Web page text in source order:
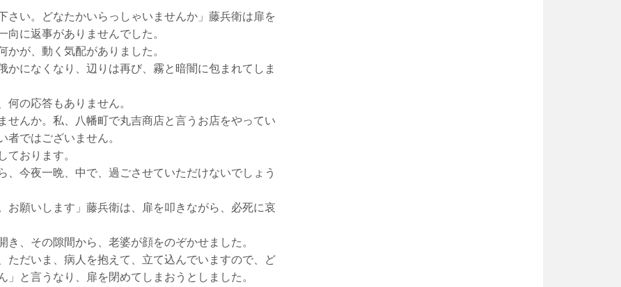
さい。どなたかいらっしゃいませんか」藤兵衛は扉を
に返事がありませんでした。
かが、動く気配がありました。
かになくなり、辺りは再び、霧と暗闇に包まれてしま
何の応答もありません。
せんか。私、八幡町で丸吉商店と言うお店をやってい
者ではございません。
ております。
、今夜一晩、中で、過ごさせていただけないでしょう
お願いします」藤兵衛は、扉を叩きながら、必死に哀
き、その隙間から、老婆が顔をのぞかせました。
ただいま、病人を抱えて、立て込んでいますので、ど
と言うなり、扉を閉めてしまおうとしました。